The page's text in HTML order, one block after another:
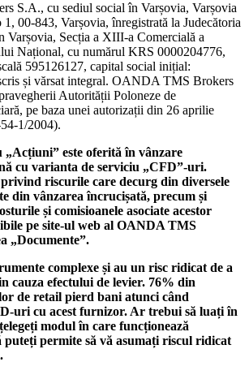
S.A., cu sediul social în Varșovia, Varșovia
00-843, Varșovia, înregistrată la Judecătoria
Varșovia, Secția a XIII-a Comercială a
Național, cu numărul KRS 0000204776,
595126127, capital social inițial:
și vărsat integral. OANDA TMS Brokers
Autorității Poloneze de
pe baza unei autorizații din 26 aprilie
1/2004).
„Acțiuni” este oferită în vânzare
cu varianta de serviciu „CFD”-uri.
riscurile care decurg din diversele
din vânzarea încrucișată, precum și
și comisioanele asociate acestor
pe site-ul web al OANDA TMS
„Documente”.
complexe și au un risc ridicat de a
cauza efectului de levier. 76% din
de retail pierd bani atunci când
uri cu acest furnizor. Ar trebui să luați în
modul în care funcționează
puteți permite să vă asumați riscul ridicat